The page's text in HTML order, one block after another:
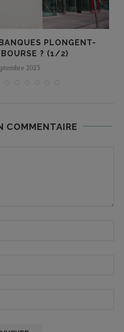
PLONGENT-
? (1/2)
2023
COMMENTAIRE